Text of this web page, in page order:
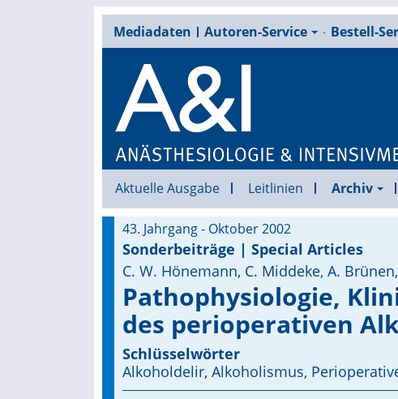
Mediadaten Autoren-Service Bestell-
Aktuelle Ausgabe Leitlinien Archiv
43. Jahrgang - Oktober 2002
Sonderbeiträge | Special Articles
C. W. Hönemann, C. Middeke, A.
Pathophysiologie,
des perioperativen
Schlüsselwörter
Alkoholdelir, Alkoholismus,